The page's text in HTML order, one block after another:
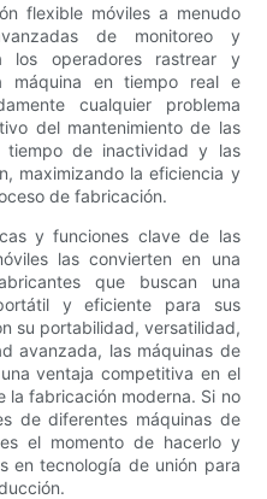
flexible móviles a menudo
de monitoreo y
los operadores rastrear y
máquina en tiempo real e
cualquier problema
del mantenimiento de las
tiempo de inactividad y las
maximizando la eficiencia y
de fabricación.
y funciones clave de las
las convierten en una
que buscan una
y eficiente para sus
su portabilidad, versatilidad,
avanzada, las máquinas de
ventaja competitiva en el
la fabricación moderna. Si no
de diferentes máquinas de
el momento de hacerlo y
en tecnología de unión para